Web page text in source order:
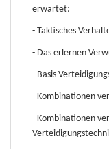
erwartet:
- Taktisches
- Das erlernen
- Basis
- Kombinationen
- Kombinationen